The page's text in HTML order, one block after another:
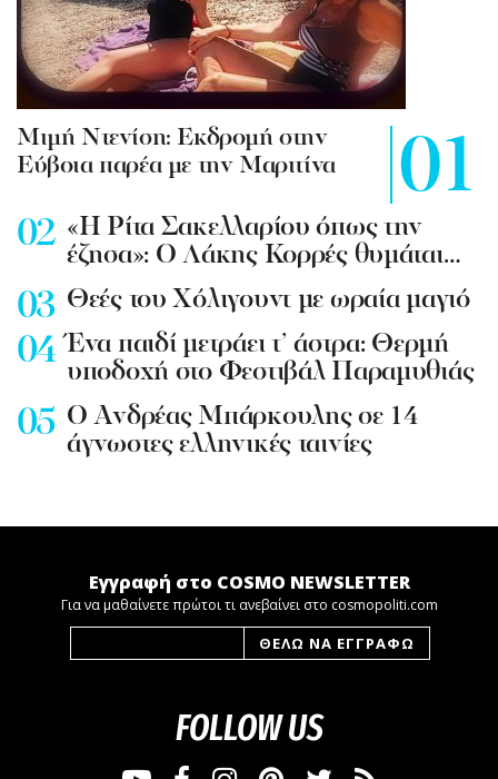
Mιμή Ντενίση: Εκδρομή στην
Εύβοια παρέα με την Μαριτίνα
«Η Ρίτα Σακελλαρίου όπως την
έζησα»: Ο Λάκης Κορρές θυμάται…
Θεές του Χόλιγουντ με ωραία μαγιό
Ένα παιδί μετράει τ’ άστρα: Θερμή
υποδοχή στο Φεστιβάλ Παραμυθιάς
Ο Ανδρέας Μπάρκουλης σε 14
άγνωστες ελληνικές ταινίες
Εγγραφή στο COSMO NEWSLETTER
Για να μαθαίνετε πρώτοι τι ανεβαίνει στο cosmopoliti.com
FOLLOW US